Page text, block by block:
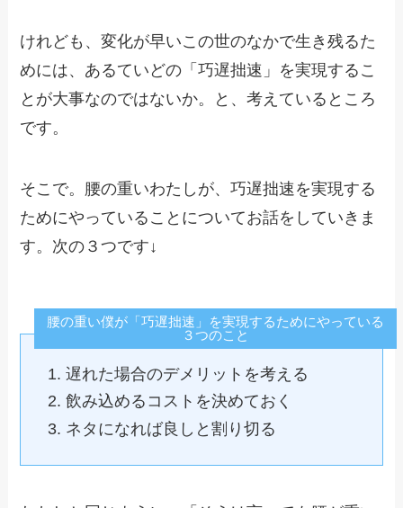
けれども、変化が早いこの世のなかで生き残るた
めには、あるていどの「巧遅拙速」を実現するこ
とが大事なのではないか。と、考えているところ
です。
そこで。腰の重いわたしが、巧遅拙速を実現する
ためにやっていることについてお話をしていきま
す。次の３つです↓
腰の重い僕が「巧遅拙速」を実現するためにやっている
３つのこと
遅れた場合のデメリットを考える
飲み込めるコストを決めておく
ネタになれば良しと割り切る